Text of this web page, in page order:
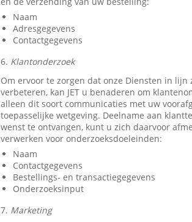
Naam
Adresgegevens
Contactgegevens
6. Klantonderzoek
Om ervoor te zorgen dat onze Diensten in
verbeteren, kan JET u benaderen om
alleen dit soort communicaties met uw
toepasselijke wetgeving. Deelname aan
wenst te ontvangen, kunt u zich daarvoor
verwerken voor onderzoeksdoeleinden:
Naam
Contactgegevens
Bestellings- en transactiegegevens
Onderzoeksinput
7. Marketing